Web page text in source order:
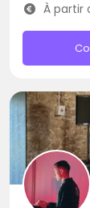
À partir